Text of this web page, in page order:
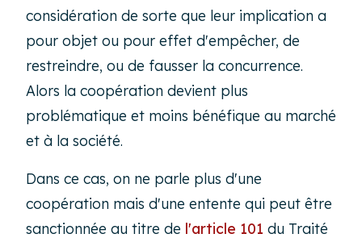
considération de sorte que leur implication a
pour objet ou pour effet d'empêcher, de
restreindre, ou de fausser la concurrence.
Alors la coopération devient plus
problématique et moins bénéfique au marché
et à la société.
Dans ce cas, on ne parle plus d'une
coopération mais d'une entente qui peut être
sanctionnée au titre de l'article 101 du Traité